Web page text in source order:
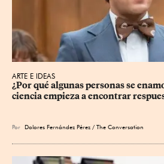
ARTE E IDEAS
¿Por qué algunas personas se
ciencia empieza a encontrar
Por Dolores Fernández Pérez / The Conversation